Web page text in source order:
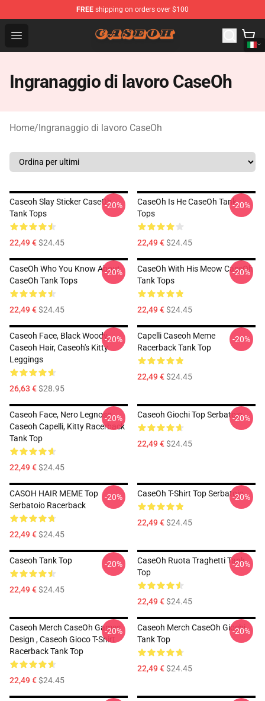
FREE shipping on orders over $100
Open menu
CaseOh Shop - Official CaseOh Merchandise Store
Ingranaggio di lavoro CaseOh
Home/Ingranaggio di lavoro CaseOh
Caseoh Slay Sticker CaseOh
Tank Tops
22,49 €$24.45
-20%
CaseOh Is He CaseOh Tank
Tops
22,49 €$24.45
-20%
CaseOh Who You Know About
CaseOh Tank Tops
22,49 €$24.45
-20%
CaseOh With His Meow CaseOh
Tank Tops
22,49 €$24.45
-20%
Caseoh Face, Black Woody,
Caseoh Hair, Caseoh's Kitty
Leggings
26,63 €$28.95
-20%
Capelli Caseoh Meme
Racerback Tank Top
22,49 €$24.45
-20%
Caseoh Face, Nero Legnoso,
Caseoh Capelli, Kitty Racerback
Tank Top
22,49 €$24.45
-20% Caseoh Giochi Top Serbatoio
22,49 €$24.45
-20%
CASOH HAIR MEME Top
Serbatoio Racerback
22,49 €$24.45
-20% CaseOh T-Shirt Top Serbatoio
22,49 €$24.45
-20%
Caseoh Tank Top
22,49 €$24.45
-20%
CaseOh Ruota Traghetti Tank
Top
22,49 €$24.45
-20%
Caseoh Merch CaseOh Games
Design , Caseoh Gioco T-Shirt
Racerback Tank Top
22,49 €$24.45
-20%
Caseoh Merch CaseOh Giochi
Tank Top
22,49 €$24.45
-20%